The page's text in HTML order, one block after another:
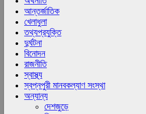
আন্তর্জাতিক
খেলাধুলা
তথ্যপ্রযুক্তি
দুর্ঘটনা
বিনোদন
রাজনীতি
স্বাস্থ্য
স্বপ্নপুরী মানবকল্যাণ সংস্থা
অন্যান্য
দেশজুড়ে